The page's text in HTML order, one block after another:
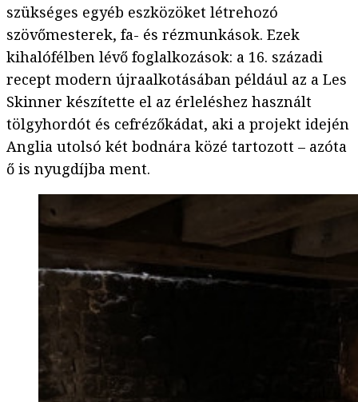
szükséges egyéb eszközöket létrehozó
szövőmesterek, fa- és rézmunkások. Ezek
kihalófélben lévő foglalkozások: a 16. századi
recept modern újraalkotásában például az a Les
Skinner készítette el az érleléshez használt
tölgyhordót és cefrézőkádat, aki a projekt idején
Anglia utolsó két bodnára közé tartozott – azóta
ő is nyugdíjba ment.